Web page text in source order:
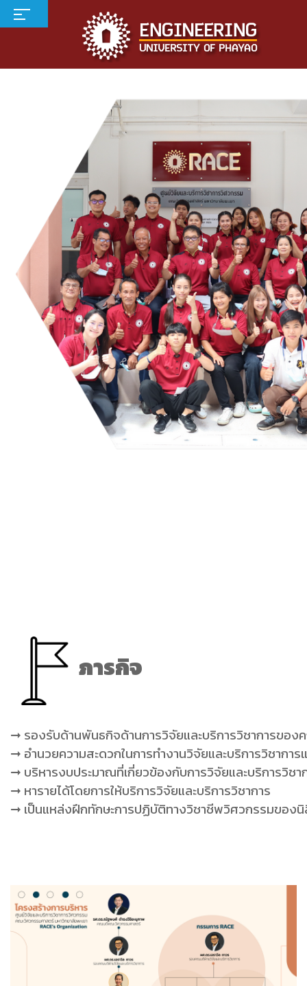
ภารกิจ
➞ รองรับด้านพันธกิจด้านการวิจัยและบริการวิชาการของ
➞ อำนวยความสะดวกในการทำงานวิจัยและบริการวิชากา
➞ บริหารงบประมาณที่เกี่ยวข้องกับการวิจัยและบริการวิช
➞ หารายได้โดยการให้บริการวิจัยและบริการวิชาการ
➞ เป็นแหล่งฝึกทักษะการปฏิบัติทางวิชาชีพวิศวกรรมของ